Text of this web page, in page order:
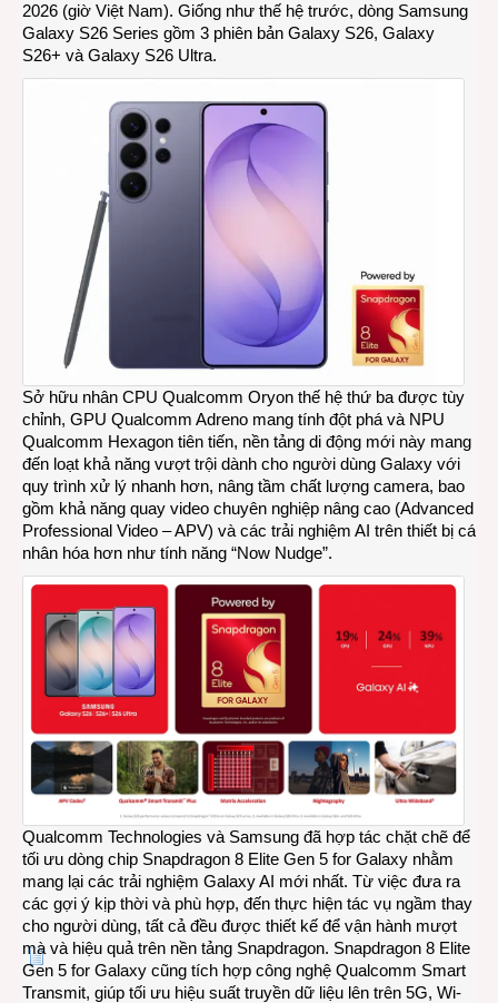
đột
2026 (giờ Việt Nam). Giống như thế hệ trước, dòng Samsung
Galaxy S26 Series gồm 3 phiên bản Galaxy S26, Galaxy
S26+ và Galaxy S26 Ultra.
Sở hữu nhân CPU Qualcomm Oryon thế hệ thứ ba được tùy
chỉnh, GPU Qualcomm Adreno mang tính đột phá và NPU
Qualcomm Hexagon tiên tiến, nền tảng di động mới này mang
đến loạt khả năng vượt trội dành cho người dùng Galaxy với
quy trình xử lý nhanh hơn, nâng tầm chất lượng camera, bao
gồm khả năng quay video chuyên nghiệp nâng cao (Advanced
Professional Video – APV) và các trải nghiệm AI trên thiết bị cá
nhân hóa hơn như tính năng “Now Nudge”.
Qualcomm Technologies và Samsung đã hợp tác chặt chẽ để
tối ưu dòng chip Snapdragon 8 Elite Gen 5 for Galaxy nhằm
mang lại các trải nghiệm Galaxy AI mới nhất. Từ việc đưa ra
các gợi ý kịp thời và phù hợp, đến thực hiện tác vụ ngầm thay
cho người dùng, tất cả đều được thiết kế để vận hành mượt
mà và hiệu quả trên nền tảng Snapdragon. Snapdragon 8 Elite
Gen 5 for Galaxy cũng tích hợp công nghệ Qualcomm Smart
Transmit, giúp tối ưu hiệu suất truyền dữ liệu lên trên 5G, Wi-